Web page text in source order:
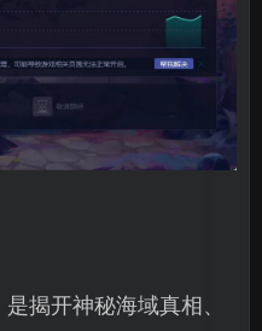
揭开神秘海域真相、